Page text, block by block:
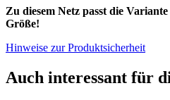
Zu diesem Netz passt die Variante
Größe!
Hinweise zur Produktsicherheit
Auch interessant für